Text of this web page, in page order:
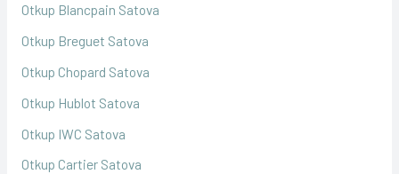
Otkup Blancpain Satova
Otkup Breguet Satova
Otkup Chopard Satova
Otkup Hublot Satova
Otkup IWC Satova
Otkup Cartier Satova